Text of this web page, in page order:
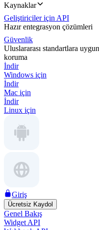
Kaynaklar
Geliştiriciler için API
Hazır entegrasyon çözümleri
Güvenlik
Uluslararası standartlara uygun
koruma
İndir
Windows için
İndir
Mac için
İndir
Linux için
Giriş
Ücretsiz Kaydol
Genel Bakış
Widget API